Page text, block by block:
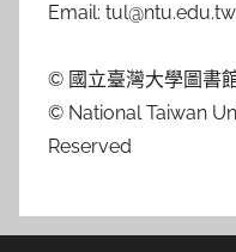
Email: tul@ntu.edu.tw
© 國立臺灣大學圖書
© National Taiwan
Reserved